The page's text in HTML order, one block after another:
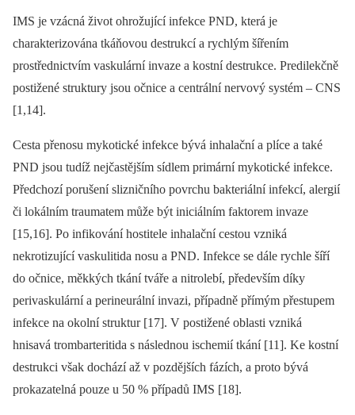
IMS je vzácná život ohrožující infekce PND, která je
charakterizována tkáňovou destrukcí a rychlým šířením
prostřednictvím vaskulární invaze a kostní destrukce. Predilekčně
postižené struktury jsou očnice a centrální nervový systém –⁠ CNS
[1,14].
Cesta přenosu mykotické infekce bývá inhalační a plíce a také
PND jsou tudíž nejčastějším sídlem primární mykotické infekce.
Předchozí porušení slizničního povrchu bakteriální infekcí, alergií
či lokálním traumatem může být iniciálním faktorem invaze
[15,16]. Po infikování hostitele inhalační cestou vzniká
nekrotizující vaskulitida nosu a PND. Infekce se dále rychle šíří
do očnice, měkkých tkání tváře a nitrolebí, především díky
perivaskulární a peri­neurální invazi, případně přímým přestupem
infekce na okolní struktur [17]. V postižené oblasti vzniká
hnisavá trombarteritida s následnou ischemií tkání [11]. Ke kostní
destrukci však dochází až v pozdějších fázích, a proto bývá
prokazatelná pouze u 50 % případů IMS [18].